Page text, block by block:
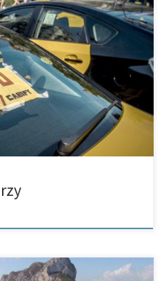
w Alicante w sobotę
całego miasta. Ruch fazami
z niezapowiedzianym
sezonu, […]